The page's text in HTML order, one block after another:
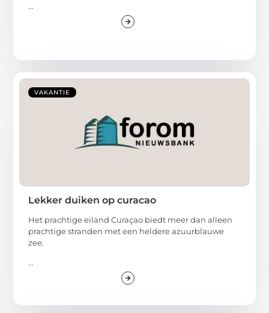
...
VAKANTIE
Lekker duiken op curacao
Het prachtige eiland Curaçao biedt meer dan alleen
prachtige stranden met een heldere azuurblauwe
zee.
...